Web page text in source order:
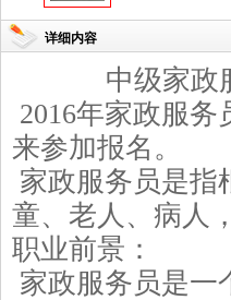
详细内容
中级家政
2016年家政服务
来参加报名。
家政服务员是指
童、老人、病人
职业前景：
家政服务员是一